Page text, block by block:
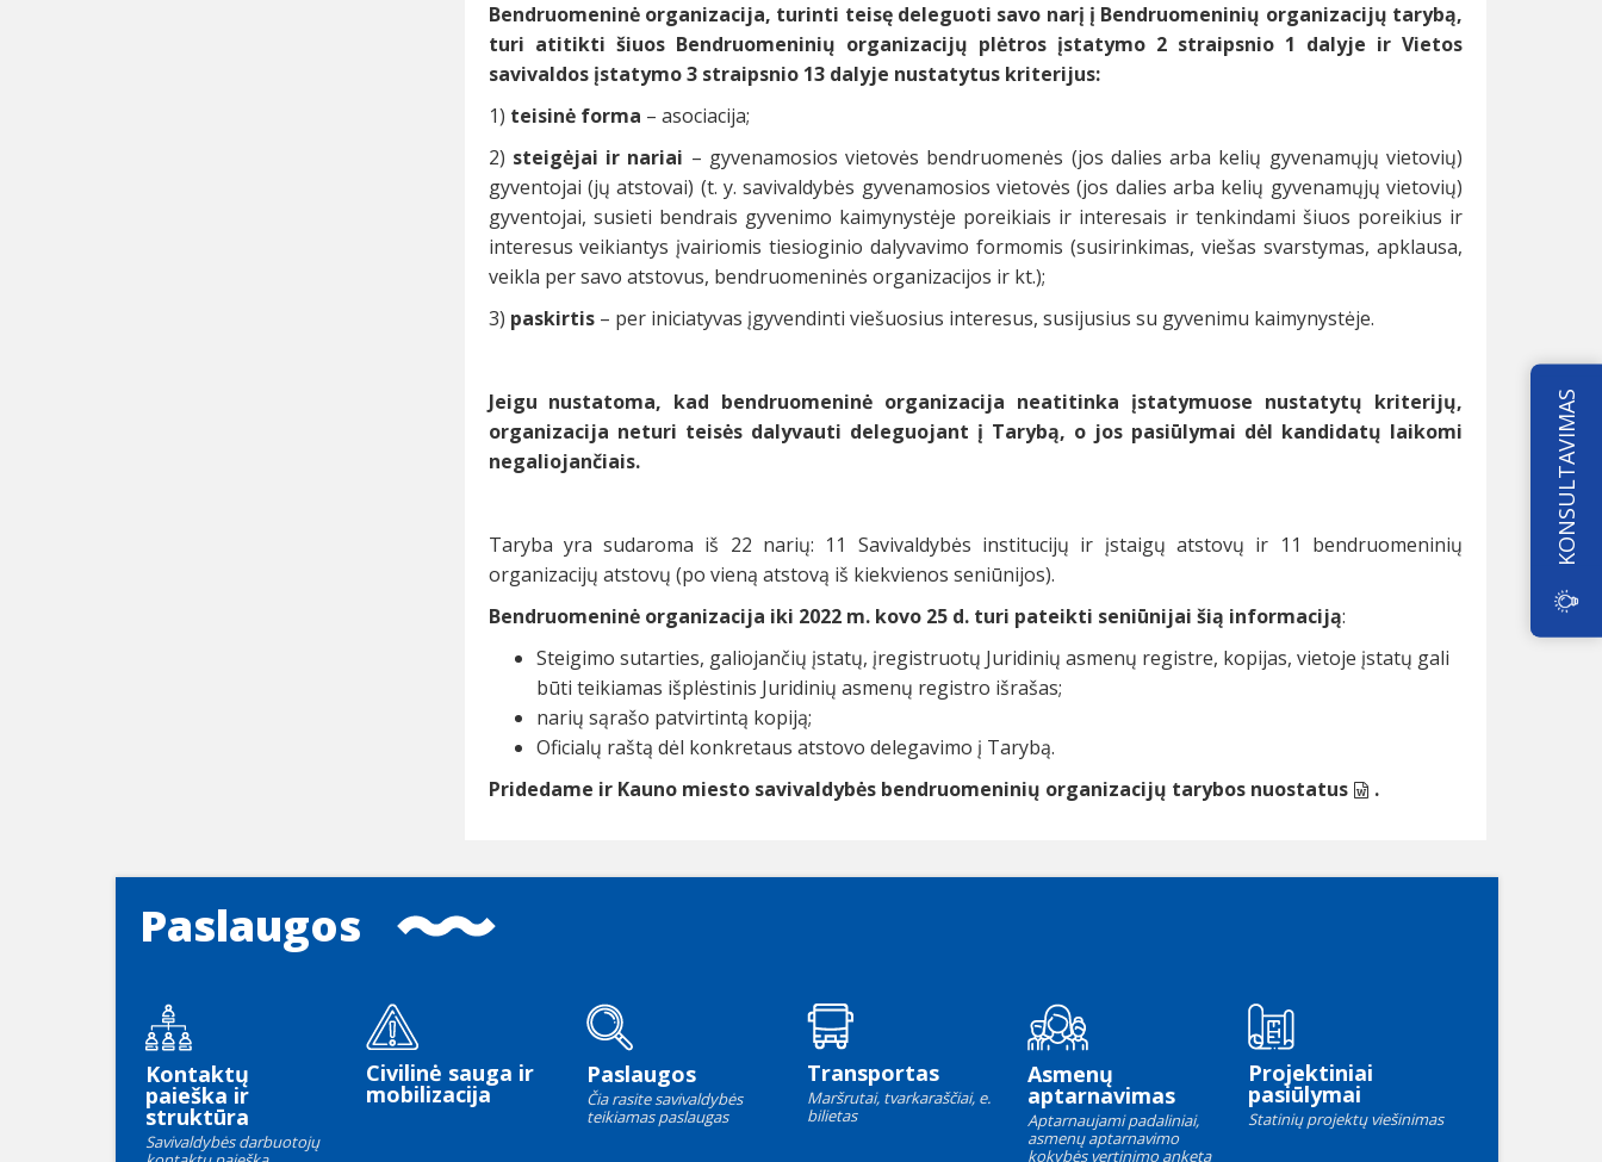
Bendruomeninė organizacija, turinti teisę deleguoti savo narį į Bendruomeninių organizacijų tarybą,
turi atitikti šiuos Bendruomeninių organizacijų plėtros įstatymo 2 straipsnio 1 dalyje ir Vietos
savivaldos įstatymo 3 straipsnio 13 dalyje nustatytus kriterijus:
1) teisinė forma – asociacija;
2) steigėjai ir nariai – gyvenamosios vietovės bendruomenės (jos dalies arba kelių gyvenamųjų vietovių)
gyventojai (jų atstovai) (t. y. savivaldybės gyvenamosios vietovės (jos dalies arba kelių gyvenamųjų vietovių)
gyventojai, susieti bendrais gyvenimo kaimynystėje poreikiais ir interesais ir tenkindami šiuos poreikius ir
interesus veikiantys įvairiomis tiesioginio dalyvavimo formomis (susirinkimas, viešas svarstymas, apklausa,
veikla per savo atstovus, bendruomeninės organizacijos ir kt.);
3) paskirtis– per iniciatyvas įgyvendinti viešuosius interesus, susijusius su gyvenimu kaimynystėje.
Jeigu nustatoma, kad bendruomeninė organizacija neatitinka įstatymuose nustatytų kriterijų,
organizacija neturi teisės dalyvauti deleguojant į Tarybą, o jos pasiūlymai dėl kandidatų laikomi
negaliojančiais.
Taryba yra sudaroma iš 22 narių: 11 Savivaldybės institucijų ir įstaigų atstovų ir 11 bendruomeninių
organizacijų atstovų (po vieną atstovą iš kiekvienos seniūnijos).
Bendruomeninė organizacija iki 2022 m. kovo 25 d. turi pateikti seniūnijai šią informaciją:
Steigimo sutarties, galiojančių įstatų, įregistruotų Juridinių asmenų registre, kopijas, vietoje įstatų gali
būti teikiamas išplėstinis Juridinių asmenų registro išrašas;
narių sąrašo patvirtintą kopiją;
Oficialų raštą dėl konkretaus atstovo delegavimo į Tarybą.
Pridedame ir Kauno miesto savivaldybės bendruomeninių organizacijų tarybos nuostatus .
Paslaugos
Kontaktų
paieška ir
struktūra
Savivaldybės darbuotojų
Civilinė sauga ir
mobilizacija
Paslaugos
Čia rasite savivaldybės
teikiamas paslaugas
Transportas
Maršrutai, tvarkaraščiai, e.
bilietas
Asmenų
aptarnavimas
Aptarnaujami padaliniai,
asmenų aptarnavimo
kokybės vertinimo anketa
Projektiniai
pasiūlymai
Statinių projektų viešinimas
KONSULTAVIMAS